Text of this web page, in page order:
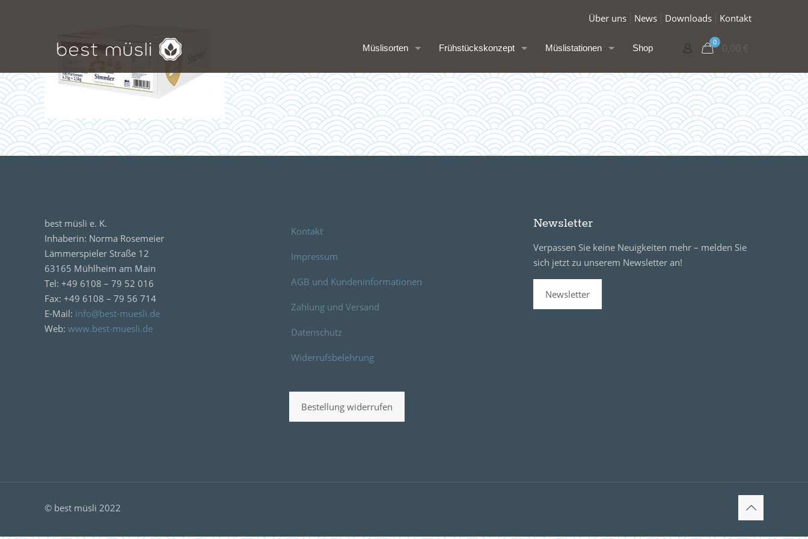
Über uns News Downloads Kontakt
Müslisorten Frühstückskonzept Müslistationen Shop
0 0,00 €
best müsli e. K.
Inhaberin: Norma Rosemeier
Lämmerspieler Straße 12
63165 Mühlheim am Main
Tel: +49 6108 – 79 52 016
Fax: +49 6108 – 79 56 714
E-Mail: info@best-muesli.de
Web: www.best-muesli.de
Kontakt
Impressum
AGB und Kundeninformationen
Zahlung und Versand
Datenschutz
Widerrufsbelehrung
Bestellung widerrufen
Newsletter
Verpassen Sie keine Neuigkeiten mehr – melden Sie
sich jetzt zu unserem Newsletter an!
Newsletter
© best müsli 2022